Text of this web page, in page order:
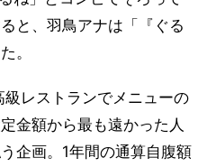
と、羽鳥アナは「『ぐる
。
級レストランでメニューの
金額から最も遠かった人
企画。1年間の通算自腹額